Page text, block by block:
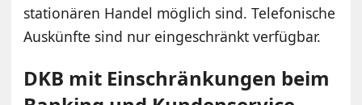
stationären Handel möglich sind. Telefonische
Auskünfte sind nur eingeschränkt verfügbar.
DKB mit Einschränkungen beim